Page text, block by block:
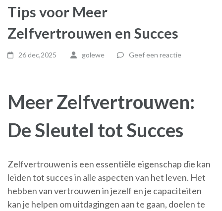
Tips voor Meer
Zelfvertrouwen en Succes
26 dec,2025 golewe Geef een reactie
Meer Zelfvertrouwen:
De Sleutel tot Succes
Zelfvertrouwen is een essentiële eigenschap die kan
leiden tot succes in alle aspecten van het leven. Het
hebben van vertrouwen in jezelf en je capaciteiten
kan je helpen om uitdagingen aan te gaan, doelen te